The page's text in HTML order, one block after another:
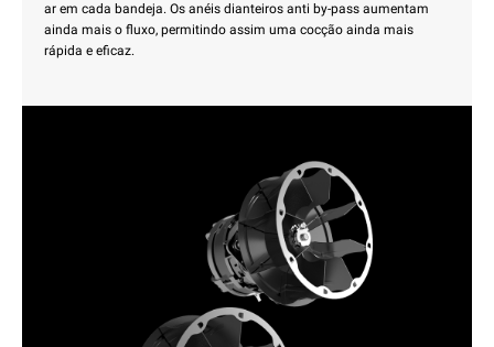
ar em cada bandeja. Os anéis dianteiros anti by-pass aumentam
ainda mais o fluxo, permitindo assim uma cocção ainda mais
rápida e eficaz.